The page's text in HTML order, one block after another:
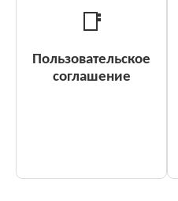
📑
Пользовательское
соглашение